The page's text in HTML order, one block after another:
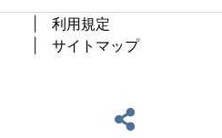
利用規定
サイトマップ